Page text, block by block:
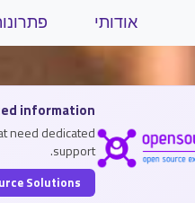
identity,
אודותי
functionality
information
need dedicated
support.
Solutions →